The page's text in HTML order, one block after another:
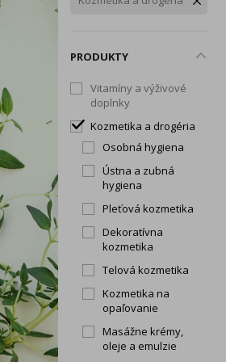
Snoreeze
TePe
PRODUKTY
Vitamíny a výživové
doplnky
Kozmetika a drogéria
Osobná hygiena
Ústna a zubná
hygiena
Pleťová kozmetika
Dekoratívna
kozmetika
Telová kozmetika
Kozmetika na
opaľovanie
Masážne krémy,
oleje a emulzie